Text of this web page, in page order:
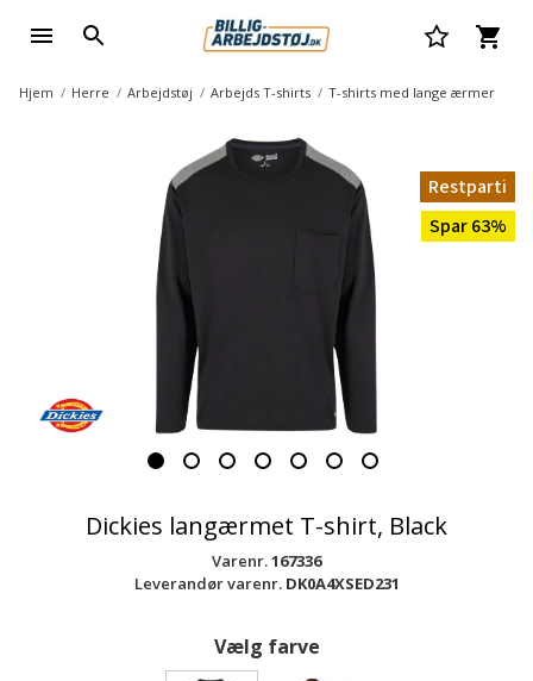
Hjem Herre Arbejdstøj Arbejds T-shirts T-shirts med lange ærmer
Restparti
Spar 63%
Dickies langærmet T-shirt, Black
Varenr.167336
Leverandør varenr. DK0A4XSED231
Vælg farve